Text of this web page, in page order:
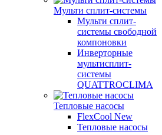
Мульти сплит-системы
Мульти сплит-
системы свободной
компоновки
Инверторные
мультисплит-
системы
QUATTROCLIMA
Тепловые насосы
FlexCool New
Тепловые насосы